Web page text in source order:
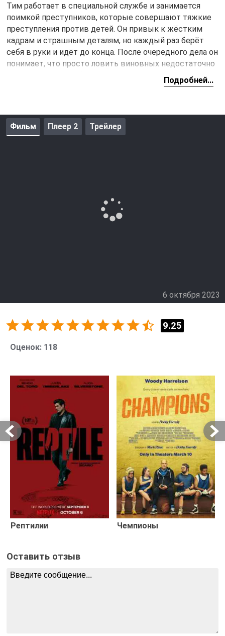
Тим работает в специальной службе и занимается
поимкой преступников, которые совершают тяжкие
преступления против детей. Он привык к жёстким
кадрам и страшным деталям, но каждый раз берёт
себя в руки и идёт до конца. После очередного дела он
понимает, что просто ловить виновных недостаточно
— зло слишком глубоко укоренилось. Одна история
особенно цепляет его за живое и заставляет
Он спасает мальчика, похищенного из бедной семьи, и
узнаёт, что у него есть сестра, которую не удалось
границу, рискуя карьерой и собственной жизнью.
В другой стране он сталкивается с новыми
Подробней...
Фильм Плеер 2 Трейлер
6 октября 2023
9.25
Оценок: 118
Рептилии Чемпионы
Оставить отзыв